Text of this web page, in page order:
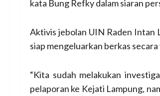
kata Bung Refky dalam siaran
Aktivis jebolan UIN Raden Intan
siap mengeluarkan berkas
“Kita sudah melakukan
pelaporan ke Kejati Lampung,